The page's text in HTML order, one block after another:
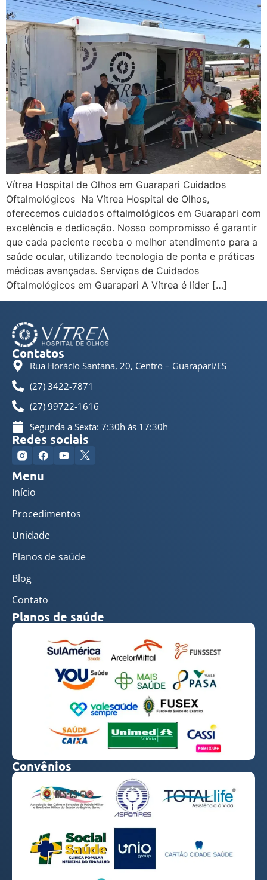
Vítrea Hospital de Olhos em Guarapari Cuidados
Oftalmológicos Na Vítrea Hospital de Olhos,
oferecemos cuidados oftalmológicos em Guarapari com
excelência e dedicação. Nosso compromisso é garantir
que cada paciente receba o melhor atendimento para a
saúde ocular, utilizando tecnologia de ponta e práticas
médicas avançadas. Serviços de Cuidados
Oftalmológicos em Guarapari A Vítrea é líder […]
Contatos
Rua Horácio Santana, 20, Centro – Guarapari/ES
(27) 3422-7871
(27) 99722-1616
Segunda a Sexta: 7:30h às 17:30h
Redes sociais
Menu
Início
Procedimentos
Unidade
Planos de saúde
Blog
Contato
Planos de saúde
Convênios